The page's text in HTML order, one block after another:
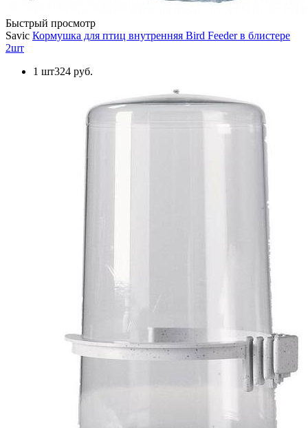
Быстрый просмотр
Savic Кормушка для птиц внутренняя Bird Feeder в блистере
2шт
1 шт324 руб.